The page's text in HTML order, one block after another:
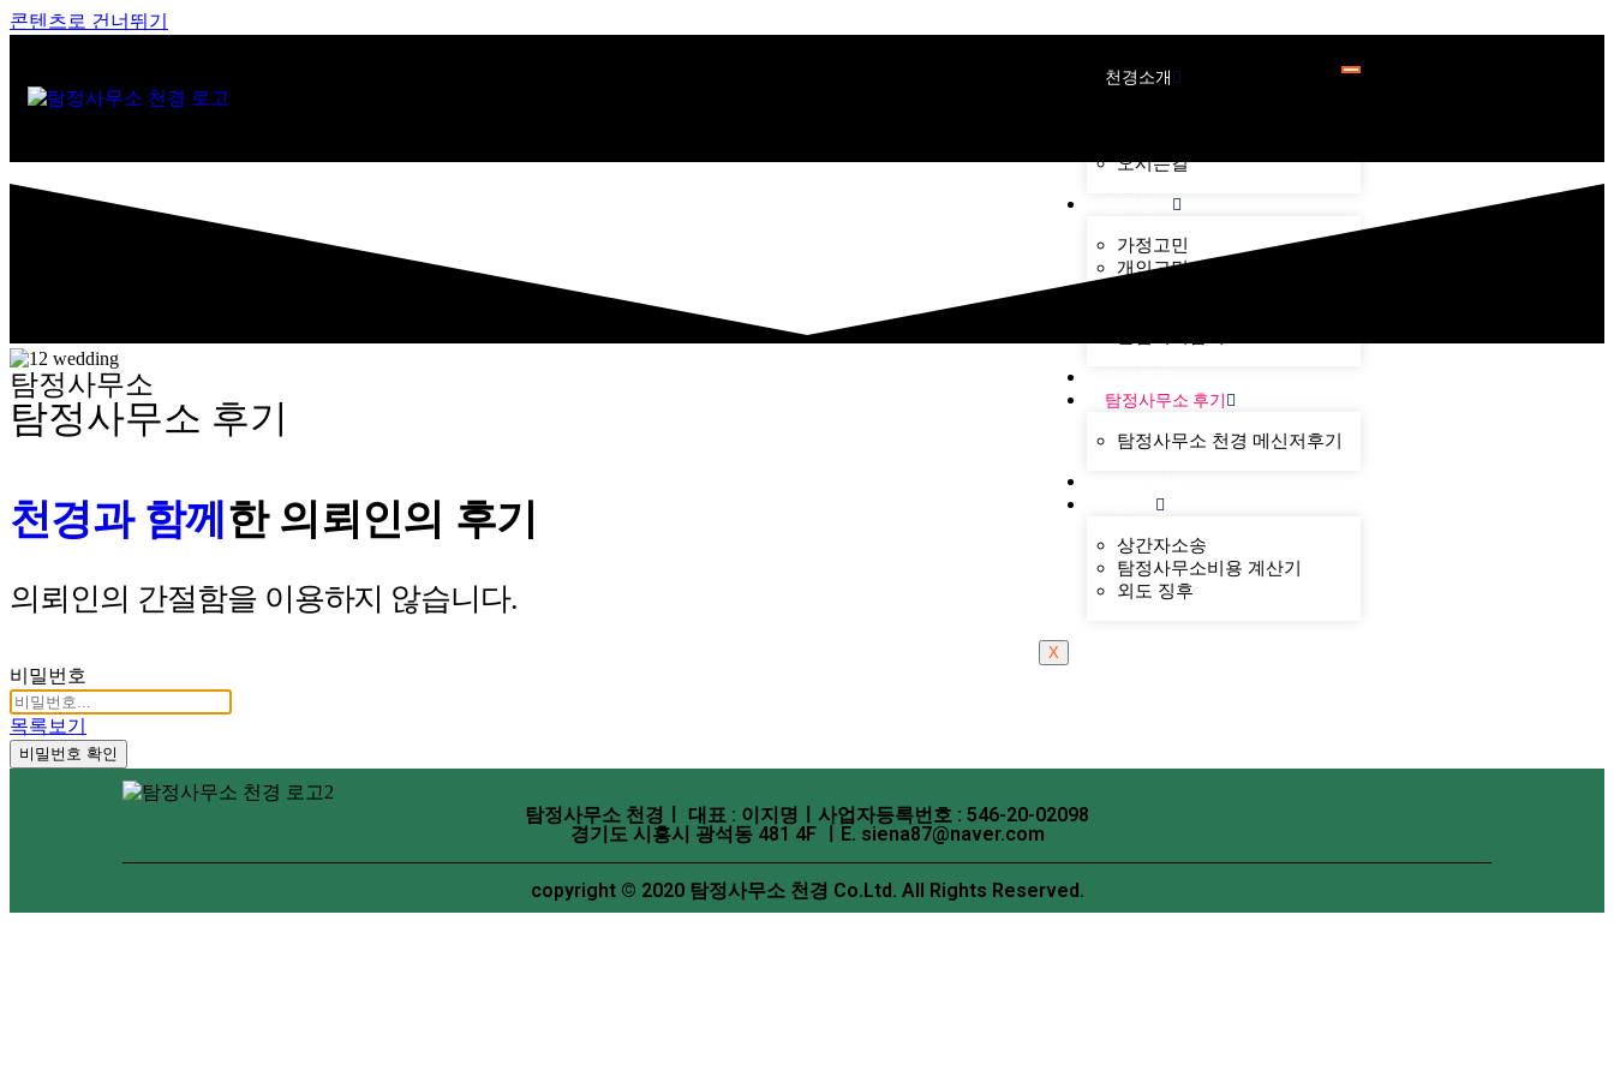
콘텐츠로 건너뛰기
천경소개
오시는길
가정고민
개인고민
탐정사무소 후기
탐정사무소 천경 메신저후기
상간자소송
탐정사무소비용 계산기
외도 징후
X
탐정사무소
탐정사무소 후기
천경과 함께한 의뢰인의 후기
의뢰인의 간절함을 이용하지 않습니다.
비밀번호
목록보기
비밀번호 확인
탐정사무소 천경ㅣ 대표 : 이지명ㅣ사업자등록번호 : 546-20-02098
경기도 시흥시 광석동 481 4F ㅣE. siena87@naver.com
copyright © 2020 탐정사무소 천경 Co.Ltd. All Rights Reserved.